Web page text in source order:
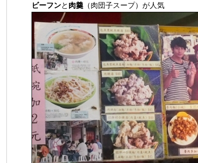
ビーフンと 肉羹 （肉団子スープ）が人気